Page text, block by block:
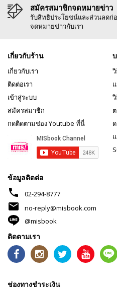
สมัครสมาชิกจดหมายข่าว
รับสิทธิประโยชน์และส่วนลดก่
จดหมายข่าวกับเรา
เกี่ยวกับร้าน
เกี่ยวกับเรา
ติดต่อเรา
เข้าสู่ระบบ
สมัครสมาชิก
กดติดตามช่อง Youtube ที่นี่
ข้อมูลติดต่อ
phone 02-294-8777
mail
no-reply@misbook.com
@misbook
ติดตามเรา
ช่องทางชำระเงิน